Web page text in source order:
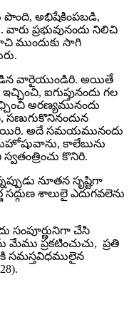
పొంది, అభిషేకింపబడి,
వారు ప్రభువునందు నిలిచి
ముందుకు సాగి
వారైయుండిరి. అయితే
ఐగుప్తునందు గల
అరణ్యమునందు
పోయిరి. అదే సమయమునందు
కాలేబును
కొనిరి.
నూతన సృష్టిగా
శాలులై ఎదుగవలెను
సంపూర్ణునిగా చేసి
ప్రకటించుచు, ప్రతి
సమస్తవిధములైన